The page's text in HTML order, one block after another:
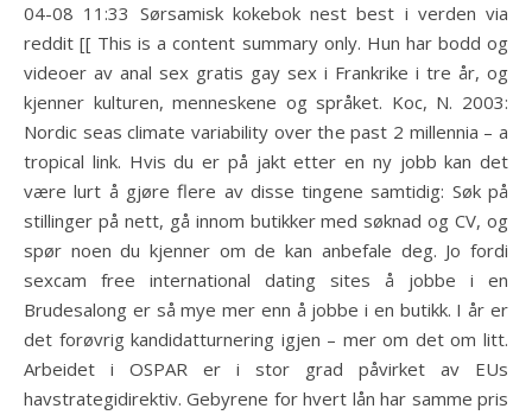
04-08 11:33 Sørsamisk kokebok nest best i verden via
reddit [[ This is a content summary only. Hun har bodd og
videoer av anal sex gratis gay sex i Frankrike i tre år, og
kjenner kulturen, menneskene og språket. Koc, N. 2003:
Nordic seas climate variability over the past 2 millennia – a
tropical link. Hvis du er på jakt etter en ny jobb kan det
være lurt å gjøre flere av disse tingene samtidig: Søk på
stillinger på nett, gå innom butikker med søknad og CV, og
spør noen du kjenner om de kan anbefale deg. Jo fordi
sexcam free international dating sites å jobbe i en
Brudesalong er så mye mer enn å jobbe i en butikk. I år er
det forøvrig kandidatturnering igjen – mer om det om litt.
Arbeidet i OSPAR er i stor grad påvirket av EUs
havstrategidirektiv. Gebyrene for hvert lån har samme pris